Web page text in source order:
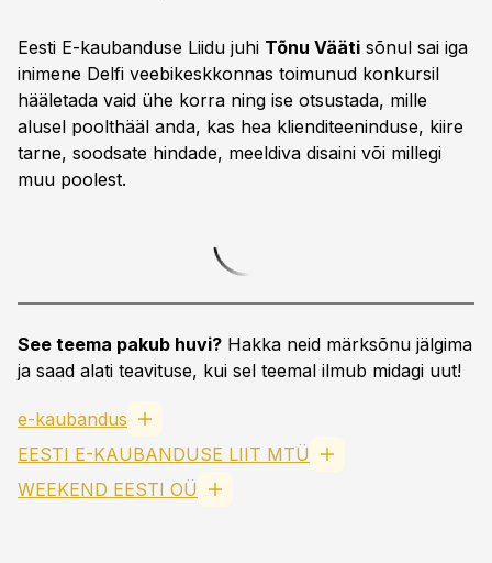
Eesti E-kaubanduse Liidu juhi Tõnu Vääti sõnul sai iga
inimene Delfi veebikeskkonnas toimunud konkursil
hääletada vaid ühe korra ning ise otsustada, mille
alusel poolthääl anda, kas hea klienditeeninduse, kiire
tarne, soodsate hindade, meeldiva disaini või millegi
muu poolest.
See teema pakub huvi? Hakka neid märksõnu jälgima
ja saad alati teavituse, kui sel teemal ilmub midagi uut!
e-kaubandus
EESTI E-KAUBANDUSE LIIT MTÜ
WEEKEND EESTI OÜ